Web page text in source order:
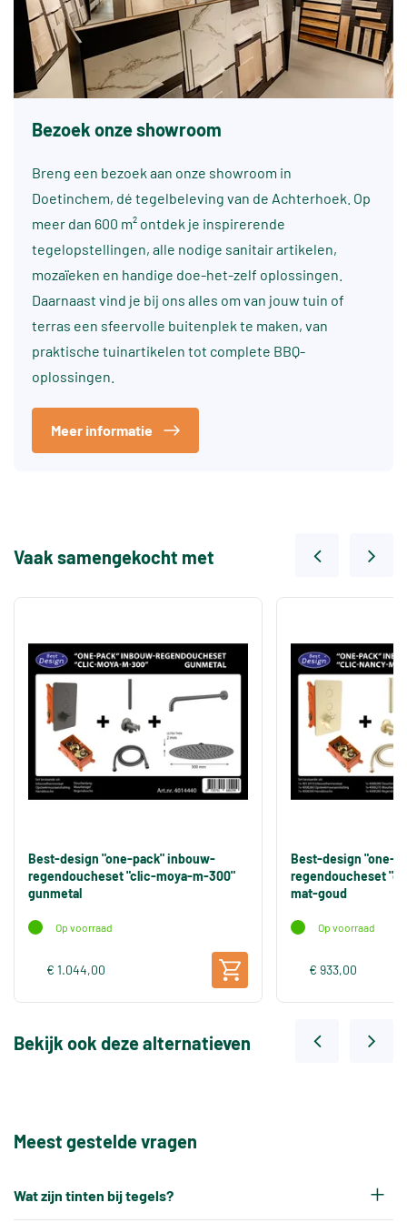
Bezoek onze showroom
Breng een bezoek aan onze showroom in
Doetinchem, dé tegelbeleving van de Achterhoek. Op
meer dan 600 m² ontdek je inspirerende
tegelopstellingen, alle nodige sanitair artikelen,
mozaïeken en handige doe-het-zelf oplossingen.
Daarnaast vind je bij ons alles om van jouw tuin of
terras een sfeervolle buitenplek te maken, van
praktische tuinartikelen tot complete BBQ-
oplossingen.
Meer informatie
Vaak samengekocht met
Best-design "one-pack" inbouw-
regendoucheset "clic-moya-m-300"
gunmetal
Op voorraad
€ 1.044,00
Best-design "one-
regendoucheset
mat-goud
Op voorraad
€ 933,00
Bekijk ook deze alternatieven
Meest gestelde vragen
Wat zijn tinten bij tegels?